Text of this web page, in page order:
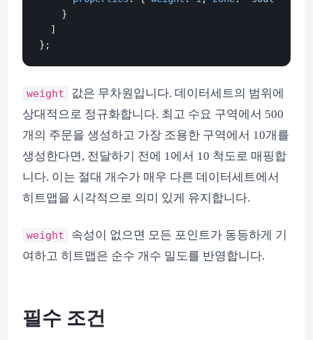
    }
  ]
weight
값은 무차원입니다. 데이터세트의 범위에
상대적으로 정규화합니다. 최고 수요 구역에서 500
개의 주문을 생성하고 가장 조용한 구역에서 10개를
생성한다면, 전달하기 전에 1에서 10 척도로 매핑합
니다. 이는 절대 개수가 매우 다른 데이터세트에서
히트맵을 시각적으로 의미 있게 유지합니다.
weight
속성이 없으면 모든 포인트가 동등하게 기
여하고 히트맵은 순수 개수 밀도를 반영합니다.
필수 조건